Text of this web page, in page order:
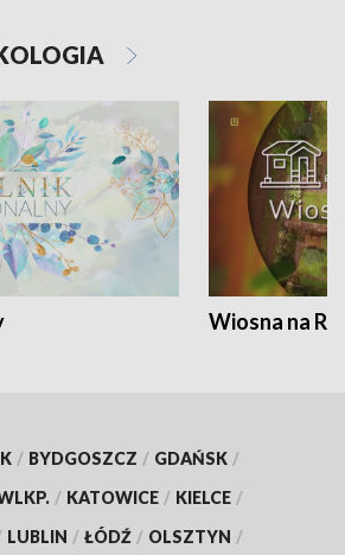
Wiosna na
/ BYDGOSZCZ / GDAŃSK /
/ KATOWICE / KIELCE /
LUBLIN / ŁÓDŹ / OLSZTYN /